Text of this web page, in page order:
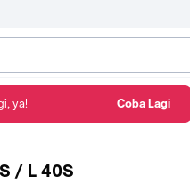
/ L 40S
ya! Coba Lagi